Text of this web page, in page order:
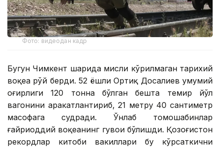
Фото: видеодан кадр
Бугун Чимкент шаҳрида мисли кўрилмаган тарихий
воқеа рўй берди. 52 ёшли Ортиқ Досалиев умумий
оғирлиги 120 тонна бўлган бешта темир йўл
вагонини ҳаракатлантириб, 21 метру 40 сантиметр
масофага судради. Ўнлаб томошабинлар
ғайриоддий воқеанинг гувоҳи бўлишди. Қозоғистон
рекордлар китоби вакиллари бу кўрсаткични